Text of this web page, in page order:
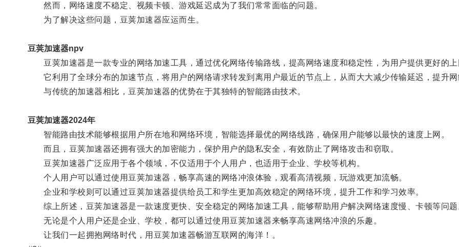
然而，网络速度不稳定、视频卡顿、游戏延迟成为了我们常常面临的问题。
为了解决这些问题，豆荚加速器应运而生。
豆荚加速器npv
豆荚加速器是一款专业的网络加速工具，通过优化网络传输路线，提高网络速度和稳定性，为用户提供更好的上
它利用了全球分布的加速节点，将用户的网络请求转发到离用户最近的节点上，从而大大减少传输延迟，提升网
与传统的加速器相比，豆荚加速器的优势在于其独特的智能路由技术。
豆荚加速器2024年
智能路由技术能够根据用户所在地和网络环境，智能选择最优的网络线路，确保用户能够以最快的速度上网。
而且，豆荚加速器还拥有强大的加密能力，保护用户的隐私安全，有效防止了网络攻击和窃取。
豆荚加速器广泛应用于各个领域，不仅适用于个人用户，也适用于企业、学校等机构。
个人用户可以通过使用豆荚加速器，畅享高速的网络冲浪体验，观看高清视频，玩游戏更加流畅。
企业和学校则可以通过豆荚加速器提供给员工和学生更加高效稳定的网络环境，提升工作和学习效率。
综上所述，豆荚加速器是一款速度更快、安全稳定的网络加速工具，能够帮助用户解决网络速度慢、卡顿等问题
无论是个人用户还是企业、学校，都可以通过使用豆荚加速器来畅享高速网络冲浪的乐趣。
让我们一起拥抱网络时代，用豆荚加速器畅游互联网的海洋！。